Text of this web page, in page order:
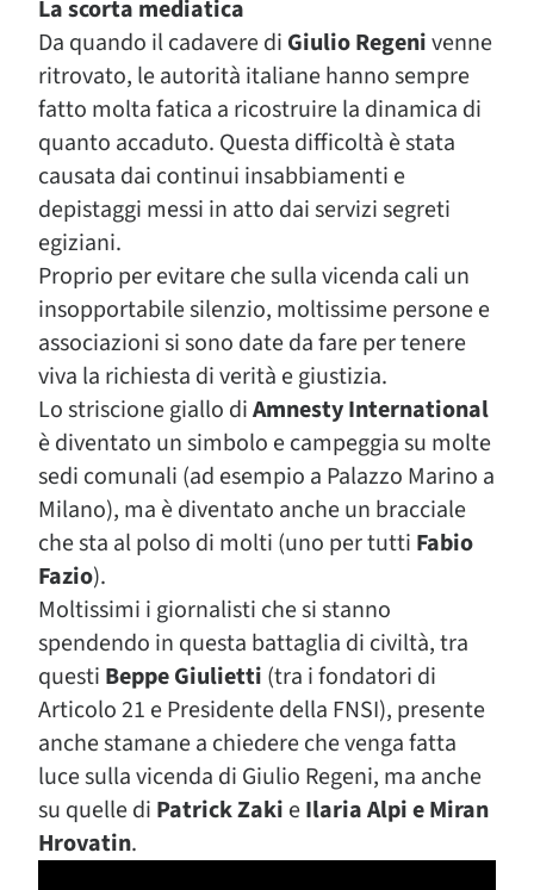
La scorta mediatica
Da quando il cadavere di Giulio Regenivenne
ritrovato, le autorità italiane hanno sempre
fatto molta fatica a ricostruire la dinamica di
quanto accaduto. Questa difficoltà è stata
causata dai continui insabbiamenti e
depistaggi messi in atto dai servizi segreti
egiziani.
Proprio per evitare che sulla vicenda cali un
insopportabile silenzio, moltissime persone e
associazioni si sono date da fare per tenere
viva la richiesta di verità e giustizia.
Lo striscione giallo diAmnesty International
è diventato un simbolo e campeggia su molte
sedi comunali (ad esempio a Palazzo Marino a
Milano), ma è diventato anche un bracciale
che sta al polso di molti (uno per tutti Fabio
Fazio).
Moltissimi i giornalisti che si stanno
spendendo in questa battaglia di civiltà, tra
questi Beppe Giulietti (tra i fondatori di
Articolo 21 e Presidente della FNSI), presente
anche stamane a chiedere che venga fatta
luce sulla vicenda di Giulio Regeni, ma anche
su quelle di Patrick Zaki eIlaria Alpi e Miran
Hrovatin.